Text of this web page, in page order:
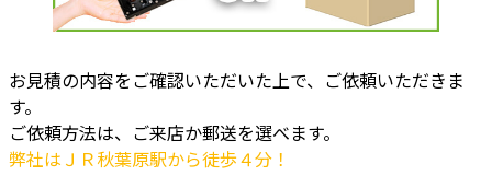
お見積の内容をご確認いただいた上で、ご依頼いただきま
す。
ご依頼方法は、ご来店か郵送を選べます。
弊社はＪＲ秋葉原駅から徒歩４分！